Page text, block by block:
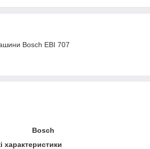
Bosch EBI 707
Bosch
характеристики